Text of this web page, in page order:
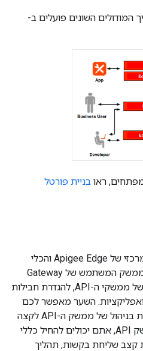
השונים פועלים ב-
ראו בניית פורטל
Edge Gateway הוא המודול המרכזי של Apigee Edge והכלי
העיקרי לניהול ממשקי ה-API. ממשק המשתמש של Gateway
מספק כלים להוספה ולהגדרה של ממשקי ה-API, להגדרת חבילות
השער מאפשר לכם
להעביר את רוב הבעיות הנפוצות בניהול של ממשק ה-API לקצה
העורפי. כשאתם מוסיפים ממשק API, אתם יכולים להחיל כללי
קצב שליחת בקשות, תהליך